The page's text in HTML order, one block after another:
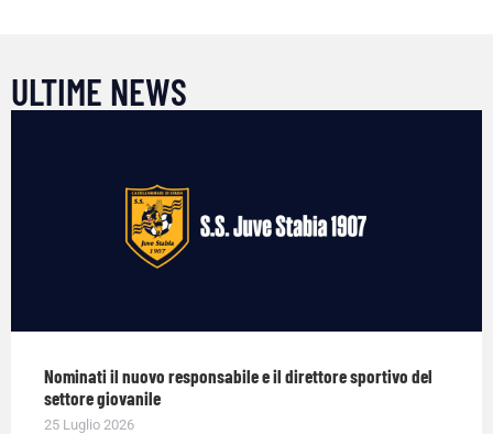
ULTIME NEWS
Nominati il nuovo responsabile e il direttore sportivo del
settore giovanile
25 Luglio 2026